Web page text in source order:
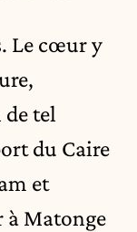
Le cœur y
tel
du Caire
et
Matonge